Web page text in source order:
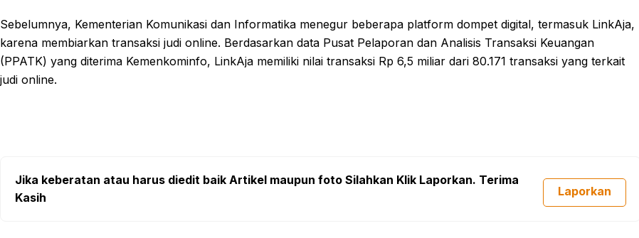
Sebelumnya, Kementerian Komunikasi dan Informatika menegur beberapa platform dompet digital, termasuk LinkAja,
karena membiarkan transaksi judi online. Berdasarkan data Pusat Pelaporan dan Analisis Transaksi Keuangan
(PPATK) yang diterima Kemenkominfo, LinkAja memiliki nilai transaksi Rp 6,5 miliar dari 80.171 transaksi yang terkait
judi online.
Jika keberatan atau harus diedit baik Artikel maupun foto Silahkan Klik Laporkan. Terima
Kasih
Laporkan